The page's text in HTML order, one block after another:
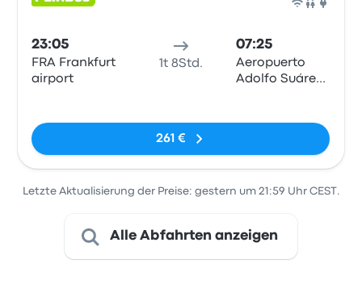
23:05
FRA Frankfurt
airport
1t 8Std.
07:25
Aeropuerto
Adolfo Suárez
261 €
Letzte Aktualisierung der Preise: gestern um 21:59 Uhr CEST.
Alle Abfahrten anzeigen